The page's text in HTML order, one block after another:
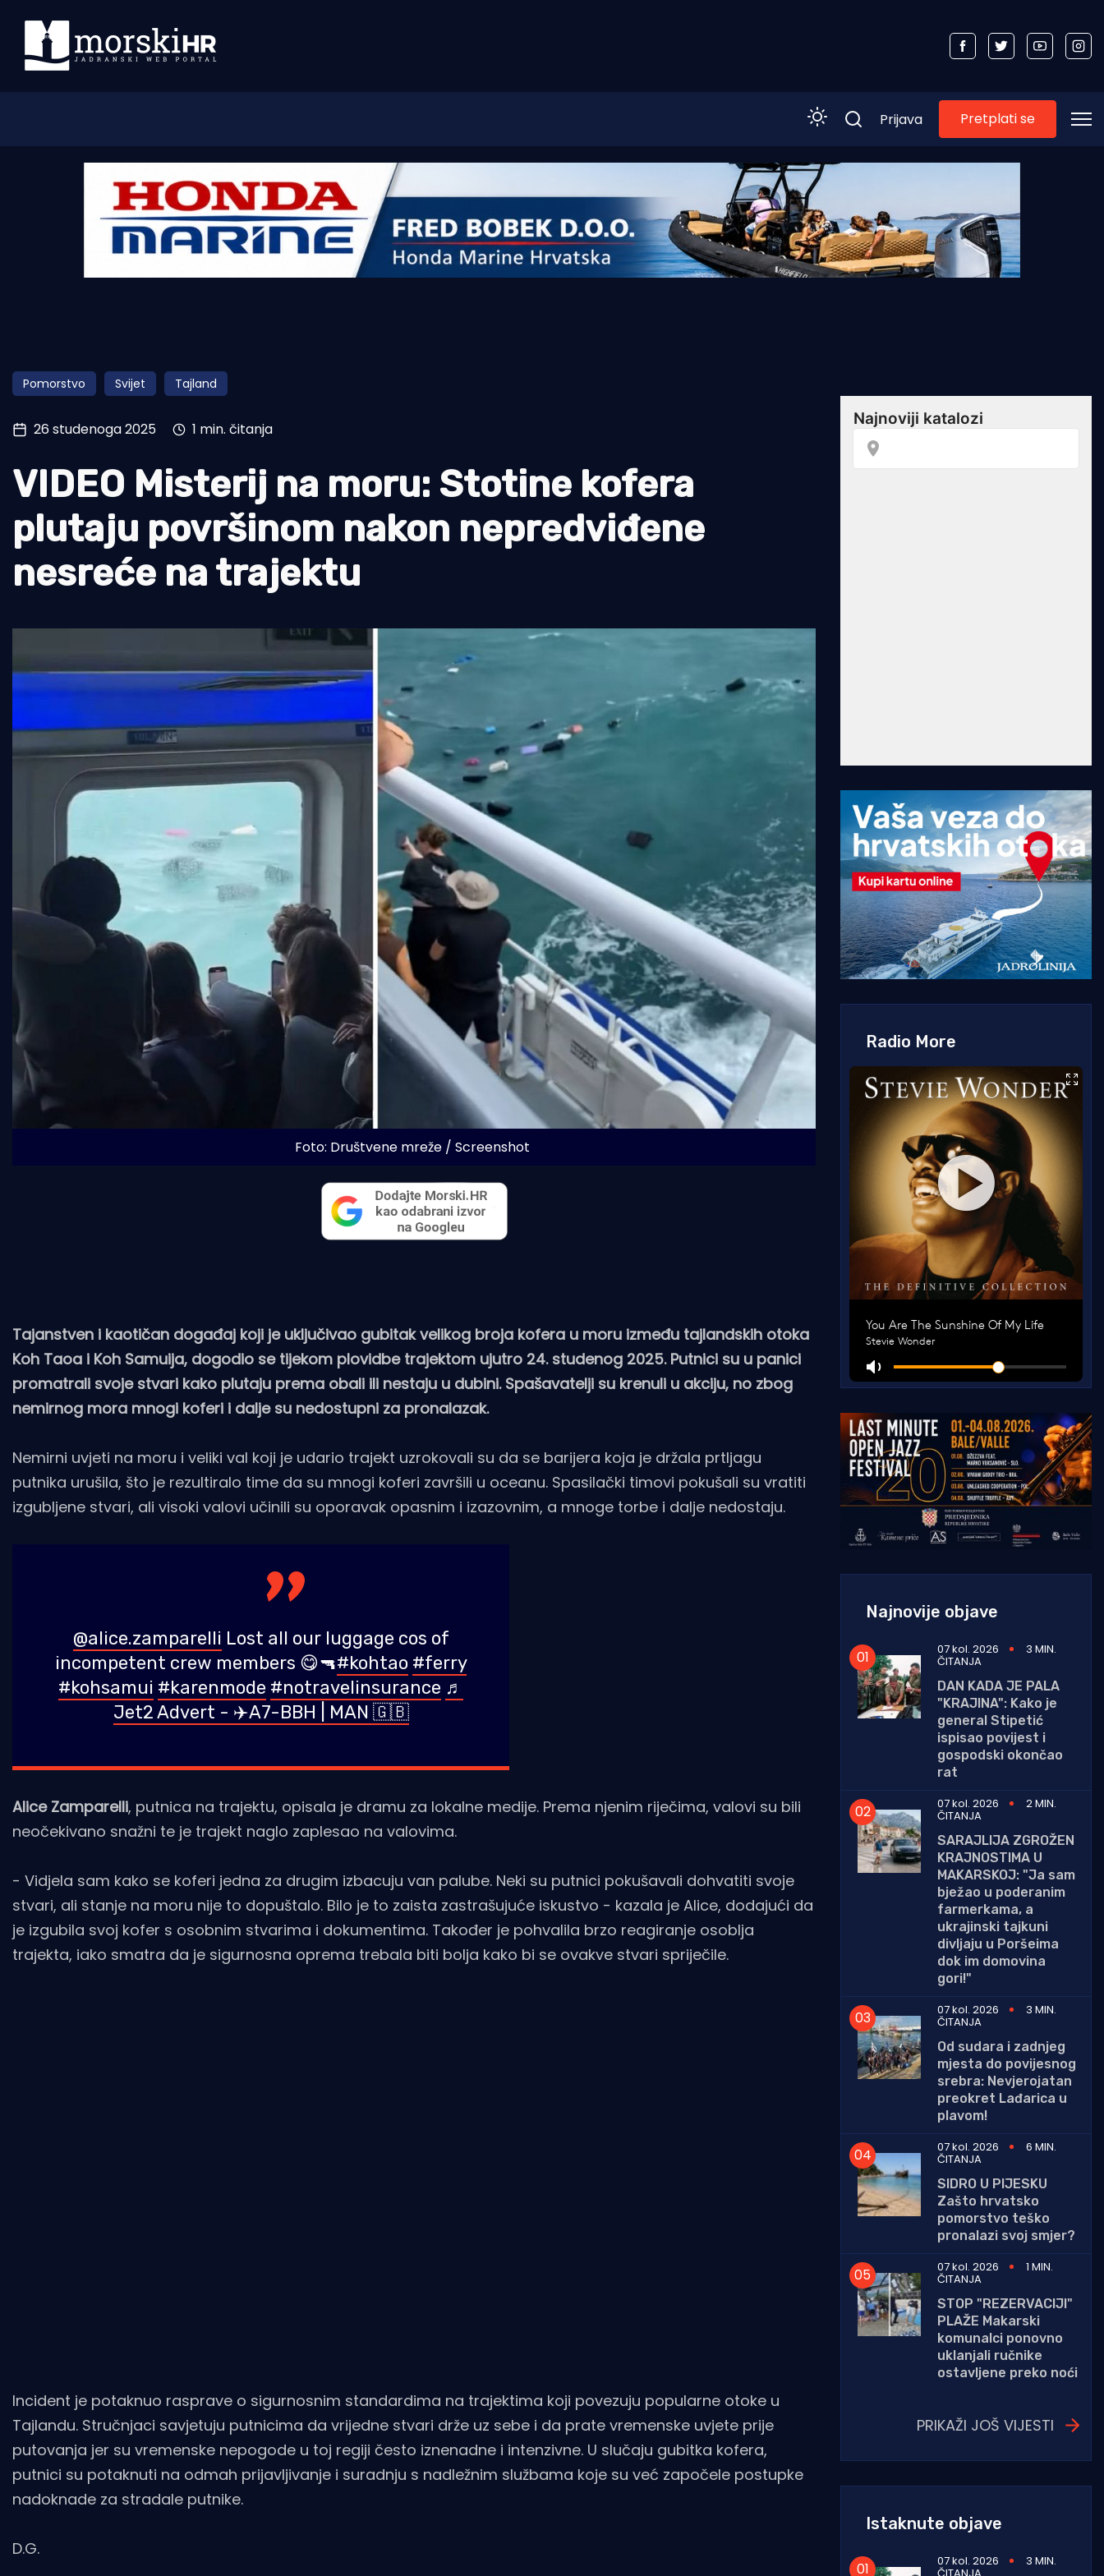
Morski plus
Pomorstvo
Ribolov
Tradicija i kultura
Prijava Pretplati se
Pomorstvo Svijet Tajland
26 studenoga 2025 1 min. čitanja
VIDEO Misterij na moru: Stotine kofera
plutaju površinom nakon nepredviđene
nesreće na trajektu
Foto: Društvene mreže / Screenshot
Tajanstven i kaotičan događaj koji je uključivao gubitak velikog broja kofera u moru između tajlandskih otoka
Koh Taoa i Koh Samuija, dogodio se tijekom plovidbe trajektom ujutro 24. studenog 2025. Putnici su u panici
promatrali svoje stvari kako plutaju prema obali ili nestaju u dubini. Spašavatelji su krenuli u akciju, no zbog
nemirnog mora mnogi koferi i dalje su nedostupni za pronalazak.
Nemirni uvjeti na moru i veliki val koji je udario trajekt uzrokovali su da se barijera koja je držala prtljagu
putnika urušila, što je rezultiralo time da su mnogi koferi završili u oceanu. Spasilački timovi pokušali su vratiti
izgubljene stvari, ali visoki valovi učinili su oporavak opasnim i izazovnim, a mnoge torbe i dalje nedostaju.​
@alice.zamparelli Lost all our luggage cos of
incompetent crew members 😋🔫#kohtao #ferry
#kohsamui #karenmode #notravelinsurance ♬
Jet2 Advert - ✈️A7-BBH | MAN 🇬🇧
Alice Zamparelli, putnica na trajektu, opisala je dramu za lokalne medije. Prema njenim riječima, valovi su bili
neočekivano snažni te je trajekt naglo zaplesao na valovima.
- Vidjela sam kako se koferi jedna za drugim izbacuju van palube. Neki su putnici pokušavali dohvatiti svoje
stvari, ali stanje na moru nije to dopuštalo. Bilo je to zaista zastrašujuće iskustvo - kazala je Alice, dodajući da
je izgubila svoj kofer s osobnim stvarima i dokumentima. Također je pohvalila brzo reagiranje osoblja
trajekta, iako smatra da je sigurnosna oprema trebala biti bolja kako bi se ovakve stvari spriječile.​
Incident je potaknuo rasprave o sigurnosnim standardima na trajektima koji povezuju popularne otoke u
Tajlandu. Stručnjaci savjetuju putnicima da vrijedne stvari drže uz sebe i da prate vremenske uvjete prije
putovanja jer su vremenske nepogode u toj regiji često iznenadne i intenzivne. U slučaju gubitka kofera,
putnici su potaknuti na odmah prijavljivanje i suradnju s nadležnim službama koje su već započele postupke
nadoknade za stradale putnike.​
D.G.
Radio More
Najnovije objave
07 kol. 2026 3 MIN.
ČITANJA
DAN KADA JE PALA
"KRAJINA": Kako je
general Stipetić
ispisao povijest i
gospodski okončao
rat
07 kol. 2026
2 MIN.
ČITANJA
SARAJLIJA ZGROŽEN
KRAJNOSTIMA U
MAKARSKOJ: "Ja sam
bježao u poderanim
farmerkama, a
ukrajinski tajkuni
divljaju u Poršeima
dok im domovina
gori!"
07 kol. 2026
3 MIN.
ČITANJA
Od sudara i zadnjeg
mjesta do povijesnog
srebra: Nevjerojatan
preokret Lađarica u
plavom!
07 kol. 2026
6 MIN.
ČITANJA
SIDRO U PIJESKU
Zašto hrvatsko
pomorstvo teško
pronalazi svoj smjer?
07 kol. 2026
1 MIN.
ČITANJA
STOP "REZERVACIJI"
PLAŽE Makarski
komunalci ponovno
uklanjali ručnike
ostavljene preko noći
PRIKAŽI JOŠ VIJESTI
Istaknute objave
07 kol. 2026 3 MIN.
ČITANJA